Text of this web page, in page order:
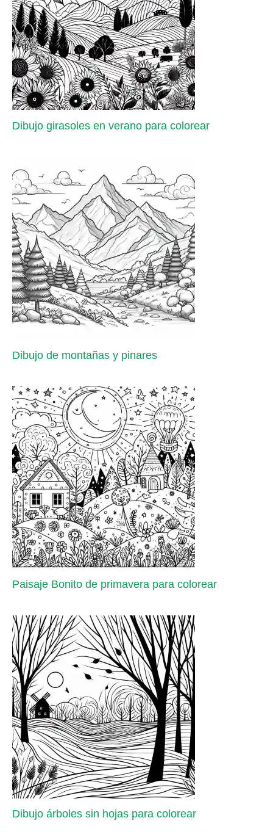
Dibujo girasoles en verano para colorear
Dibujo de montañas y pinares
Paisaje Bonito de primavera para colorear
Dibujo árboles sin hojas para colorear